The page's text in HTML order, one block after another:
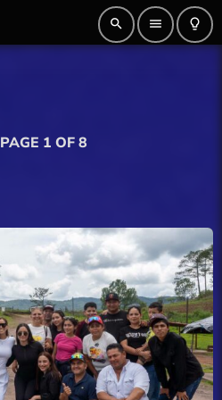
search menu lightbulb_outline
PAGE 1 OF 8